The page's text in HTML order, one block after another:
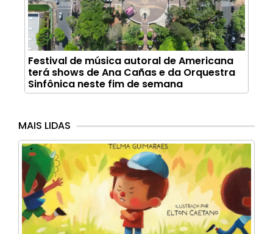
Festival de música autoral de Americana
terá shows de Ana Cañas e da Orquestra
Sinfônica neste fim de semana
MAIS LIDAS